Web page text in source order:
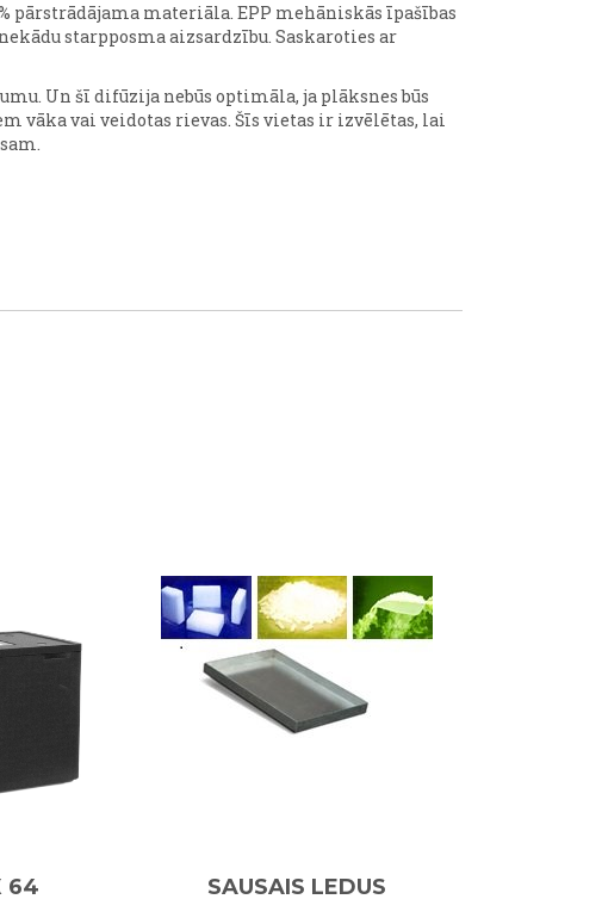
pārstrādājama materiāla. EPP mehāniskās īpašības
starpposma aizsardzību. Saskaroties ar
Un šī difūzija nebūs optimāla, ja plāksnes būs
vāka vai veidotas rievas. Šīs vietas ir izvēlētas, lai
64 SAUSAIS LEDUS